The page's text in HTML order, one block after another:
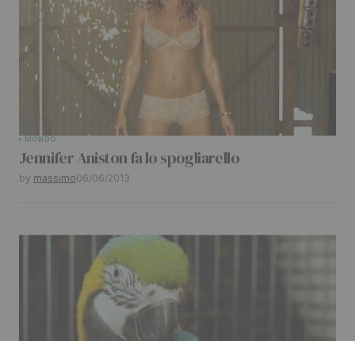
MONDO
Jennifer Aniston fa lo spogliarello
by massimo06/06/2013